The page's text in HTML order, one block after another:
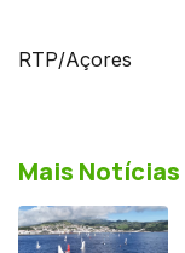
RTP/Açores
Mais Notícias